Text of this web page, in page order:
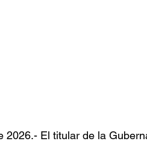
2026.- El titular de la